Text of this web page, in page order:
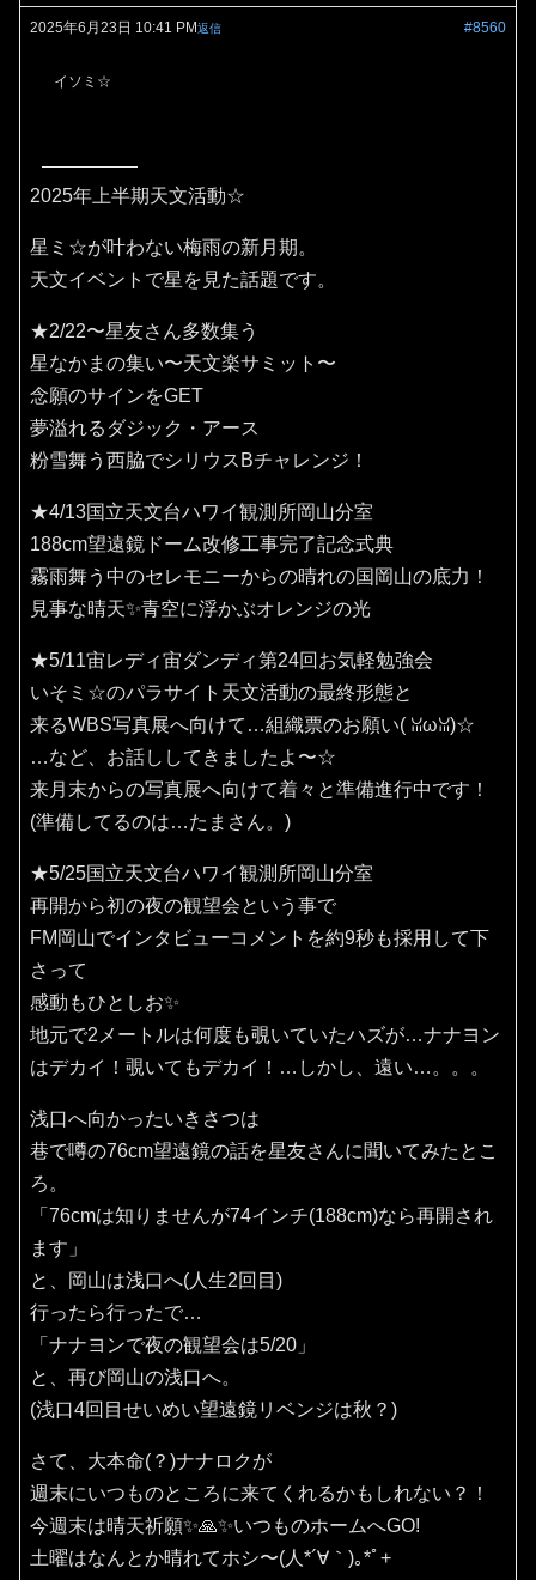
2025年6月23日 10:41 PM #8560
返信
イソミ☆
2025年上半期天文活動☆
星ミ☆が叶わない梅雨の新月期。
天文イベントで星を見た話題です。
★2/22〜星友さん多数集う
星なかまの集い〜天文楽サミット〜
念願のサインをGET
夢溢れるダジック・アース
粉雪舞う西脇でシリウスBチャレンジ！
★4/13国立天文台ハワイ観測所岡山分室
188cm望遠鏡ドーム改修工事完了記念式典
霧雨舞う中のセレモニーからの晴れの国岡山の底力！
見事な晴天✨️青空に浮かぶオレンジの光
★5/11宙レディ宙ダンディ第24回お気軽勉強会
いそミ☆のパラサイト天文活動の最終形態と
来るWBS写真展へ向けて…組織票のお願い(⁠ ⁠ꈍ⁠ω⁠ꈍ⁠)☆
…など、お話ししてきましたよ〜☆
来月末からの写真展へ向けて着々と準備進行中です！
(準備してるのは…たまさん。)
★5/25国立天文台ハワイ観測所岡山分室
再開から初の夜の観望会という事で
FM岡山でインタビューコメントを約9秒も採用して下
さって
感動もひとしお✨️
地元で2メートルは何度も覗いていたハズが…ナナヨン
はデカイ！覗いてもデカイ！…しかし、遠い…。。。
浅口へ向かったいきさつは
巷で噂の76cm望遠鏡の話を星友さんに聞いてみたとこ
ろ。
「76cmは知りませんが74インチ(188cm)なら再開され
ます」
と、岡山は浅口へ(人生2回目)
行ったら行ったで…
「ナナヨンで夜の観望会は5/20」
と、再び岡山の浅口へ。
(浅口4回目せいめい望遠鏡リベンジは秋？)
さて、大本命(？)ナナロクが
週末にいつものところに来てくれるかもしれない？！
今週末は晴天祈願✨️🙏✨️いつものホームへGO!
土曜はなんとか晴れてホシ〜(⁠人⁠*⁠´⁠∀⁠｀⁠)⁠｡⁠*ﾟ⁠+